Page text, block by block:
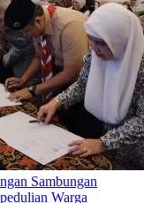
Sambungan
Warga